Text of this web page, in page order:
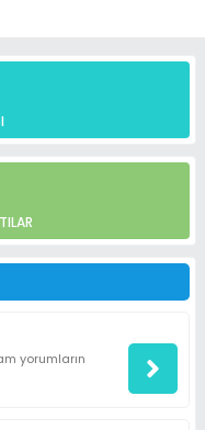
yorumların